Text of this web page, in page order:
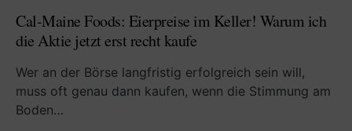
Cal-Maine Foods: Eierpreise im Keller! Warum ich
die Aktie jetzt erst recht kaufe
Wer an der Börse langfristig erfolgreich sein will,
muss oft genau dann kaufen, wenn die Stimmung am
Boden…